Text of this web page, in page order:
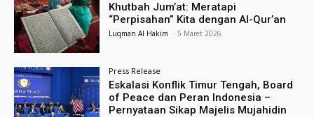
Khutbah Jum’at: Meratapi
“Perpisahan” Kita dengan Al-Qur’an
Luqman Al Hakim - 5 Maret 2026
Press Release
Eskalasi Konflik Timur Tengah, Board
of Peace dan Peran Indonesia –
Pernyataan Sikap Majelis Mujahidin